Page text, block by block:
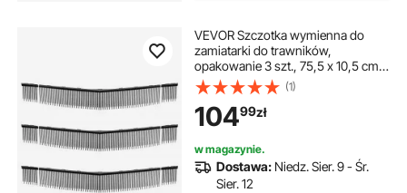
VEVOR Szczotka wymienna do
zamiatarki do trawników,
opakowanie 3 szt., 75,5 x 10,5 cm,
kompatybilna ze zamiatarką do liści
VEVOR, część zamienna do
pojemnika na liście, głowica
szczotki z włosiem w kształcie litery
V do zbierania trawy i liści
(1)
10499zł
w magazynie.
Dostawa: Niedz. Sier. 9 - Śr.
Sier. 12